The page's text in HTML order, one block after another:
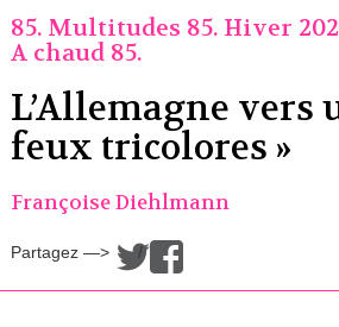
85. Multitudes 85. Hiver
A chaud 85.
L’Allemagne vers
feux tricolores »
Françoise Diehlmann
Partagez —> /